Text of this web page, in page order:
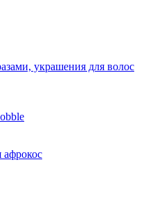
украшения для волос